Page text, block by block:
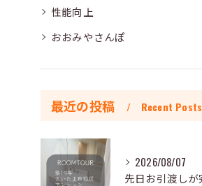
性能向上
おおみやさんぽ
最近の投稿 Recent Posts
2026/08/07